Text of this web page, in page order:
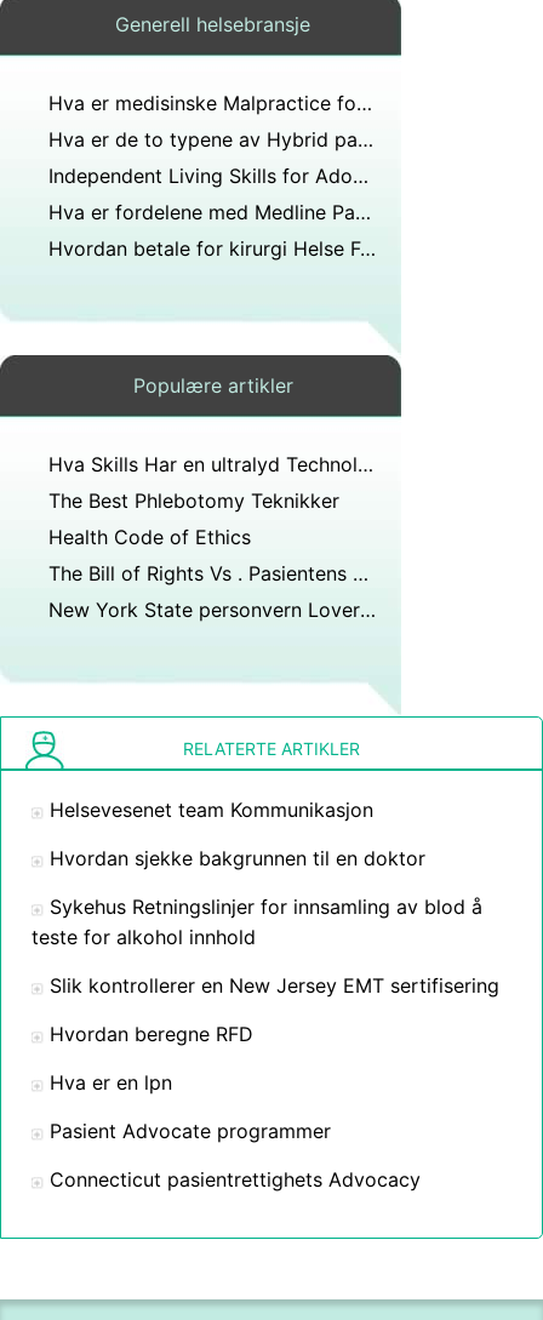
Generell helsebransje
Hva er medisinske Malpractice forsikringsselskaper
Hva er de to typene av Hybrid pasientjournal
Independent Living Skills for Adopsjonsbyrå
Hva er fordelene med Medline Pasient Empowerment
Hvordan betale for kirurgi Helse Forsikringen omfatter ikke
Populære artikler
Hva Skills Har en ultralyd Technologist Trenger
The Best Phlebotomy Teknikker
Health Code of Ethics
The Bill of Rights Vs . Pasientens Bill of Rights
New York State personvern Lover om medisinsk informasjon
RELATERTE ARTIKLER
Helsevesenet team Kommunikasjon
Hvordan sjekke bakgrunnen til en doktor
Sykehus Retningslinjer for innsamling av blod å
teste for alkohol innhold
Slik kontrollerer en New Jersey EMT sertifisering
Hvordan beregne RFD
Hva er en lpn
Pasient Advocate programmer
Connecticut pasientrettighets Advocacy